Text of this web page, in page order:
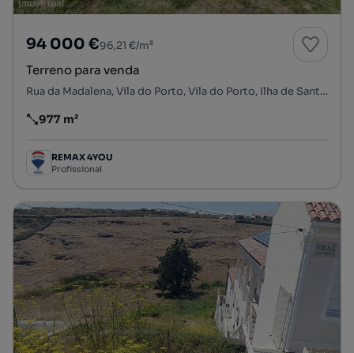
94 000 €96,21 €/m²
Terreno para venda
Rua da Madalena, Vila do Porto, Vila do Porto, Ilha de Santa Maria
Preço por metro quadrado
977 m²
REMAX 4YOU
Profissional